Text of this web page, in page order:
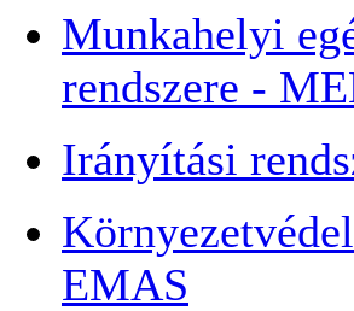
Munkahelyi
rendszere -
Irányítási
EMAS